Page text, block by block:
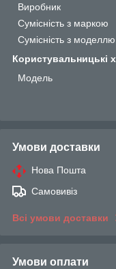
Виробник
Сумісність з маркою
Сумісність з моделлю
Користувальницькі
Мoдель
Умови доставки
Нова Пошта
Самовивіз
Всі умови доставки
Умови оплати